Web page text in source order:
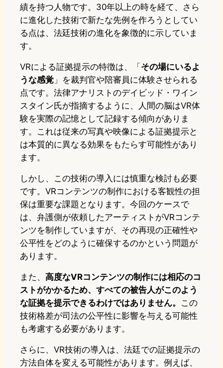
績を持つ人物です。30年以上の時を経て、さら
に進化した技術で新たな先例を作ろうとしてい
る点は、法廷技術の進化を象徴的に示していま
す。
VRによる証拠提示の特徴は、「 その場にいるよ
うな感覚 」を裁判官や陪審員に体験させられる
点です。法律アナリストのデイビッド・ワイン
スタイン氏が指摘するように、人間の脳はVR体
験を実際の記憶として記録する傾向がありま
す。これは従来の写真や映像による証拠提示と
は本質的に異なる効果をもたらす可能性があり
ます。
しかし、この技術の導入には慎重な検討も必要
です。VRコンテンツの制作における客観性の担
保は重要な課題となります。今回のケースで
は、弁護側が依頼したアーティストがVRコンテ
ンツを制作していますが、その再現の正確性や
公平性をどのように確保するのかという問題が
あります。
また、 高度なVRコンテンツの制作には相応のコ
ストがかかるため、すべての被告人がこのよう
な証拠を提示できるわけではありません。 この
技術格差が司法の公平性に影響を与える可能性
も考慮する必要があります。
さらに、VR技術の導入は、法廷での証拠提示の
方法自体を変える可能性があります。例えば、